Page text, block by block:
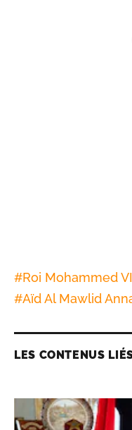
#Roi Mohammed VI
#Aïd Al Mawlid
LES CONTENUS